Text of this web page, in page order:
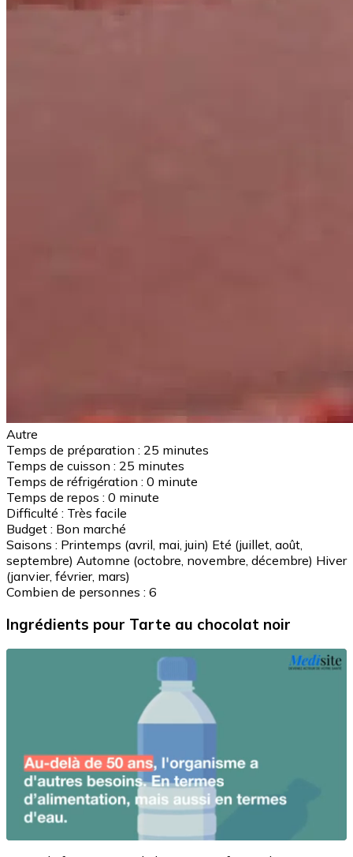
Autre
Temps de préparation : 25 minutes
Temps de cuisson : 25 minutes
Temps de réfrigération : 0 minute
Temps de repos : 0 minute
Difficulté : Très facile
Budget : Bon marché
Saisons : Printemps (avril, mai, juin) Eté (juillet, août,
septembre) Automne (octobre, novembre, décembre) Hiver
(janvier, février, mars)
Combien de personnes : 6
Ingrédients pour Tarte au chocolat noir